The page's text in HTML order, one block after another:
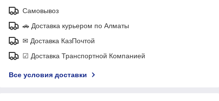
Самовывоз
🚗 Доставка курьером по Алматы
✉ Доставка КазПочтой
☑ Доставка Транспортной Компанией
Все условия доставки